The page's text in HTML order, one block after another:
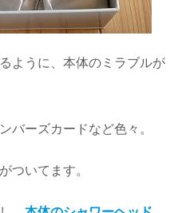
ように、本体のミラブルが
バーズカードなど色々。
ついてます。